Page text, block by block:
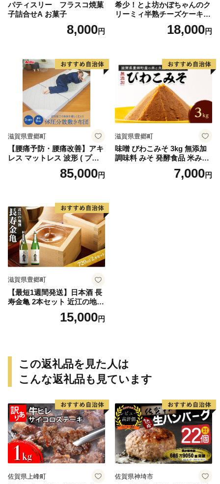
パティスリー フラスコ焼菓
子詰合せA お菓子
8,000円
希少！とよ坊かぼちゃんのク
リーミィ半熟チーズケーキ
（バスク風） お菓子 洋菓子
18,000円
滋賀県豊郷町
【腰痛予防・腰痛改善】アキ
レス マットレス 波形 ( プロ
ファイル ) 加工 コスパ 体圧
分散 敷き布団 かため 8cm 18
グルマットレス 日用品 滋賀
県 豊郷町
85,000円
滋賀県豊郷町
味噌 びわこみそ 3kg 無添加
調味料 みそ 発酵食品 米みそ
7,000円
滋賀県豊郷町
【最短1週間発送】日本酒 長
寿金亀 2本セット 近江の地酒
酒 お酒 地酒 アルコール セッ
15,000円
この返礼品を見た人は
こんな返礼品も見ています
佐賀県上峰町 佐賀県神埼市